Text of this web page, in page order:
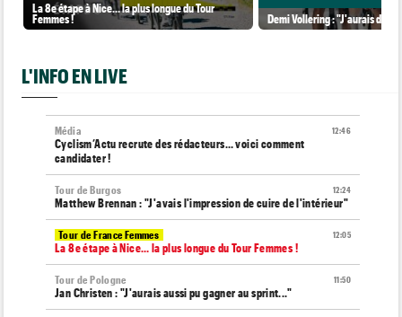
La 8e étape à Nice… la plus longue du Tour
Femmes !
Demi Vollering : "J'aurais dû
L'INFO EN LIVE
12:46
Média
Cyclism’Actu recrute des rédacteurs… voici comment
candidater !
12:24
Tour de Burgos
Matthew Brennan : "J'avais l'impression de cuire de l'intérieur"
12:05
Tour de France Femmes
La 8e étape à Nice… la plus longue du Tour Femmes !
11:50
Tour de Pologne
Jan Christen : "J'aurais aussi pu gagner au sprint..."